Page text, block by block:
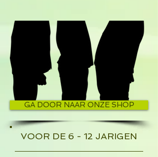
GA DOOR NAAR ONZE SHOP
VOOR DE 6 - 12 JARIGEN